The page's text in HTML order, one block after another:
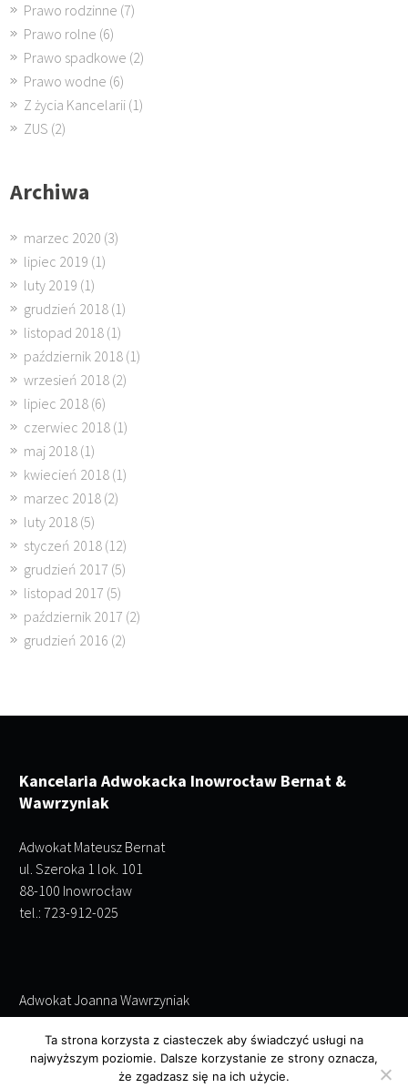
Prawo rodzinne (7)
Prawo rolne (6)
Prawo spadkowe (2)
Prawo wodne (6)
Z życia Kancelarii (1)
ZUS (2)
Archiwa
marzec 2020 (3)
lipiec 2019 (1)
luty 2019 (1)
grudzień 2018 (1)
listopad 2018 (1)
październik 2018 (1)
wrzesień 2018 (2)
lipiec 2018 (6)
czerwiec 2018 (1)
maj 2018 (1)
kwiecień 2018 (1)
marzec 2018 (2)
luty 2018 (5)
styczeń 2018 (12)
grudzień 2017 (5)
listopad 2017 (5)
październik 2017 (2)
grudzień 2016 (2)
Kancelaria Adwokacka Inowrocław Bernat &
Wawrzyniak
Adwokat Mateusz Bernat
ul. Szeroka 1 lok. 101
88-100 Inowrocław
tel.: 723-912-025
Adwokat Joanna Wawrzyniak
ul. Szeroka 1 lok. 101
88-100 Inowrocław
tel.: 695-243-952
Ta strona korzysta z ciasteczek aby świadczyć usługi na
najwyższym poziomie. Dalsze korzystanie ze strony oznacza,
że zgadzasz się na ich użycie.